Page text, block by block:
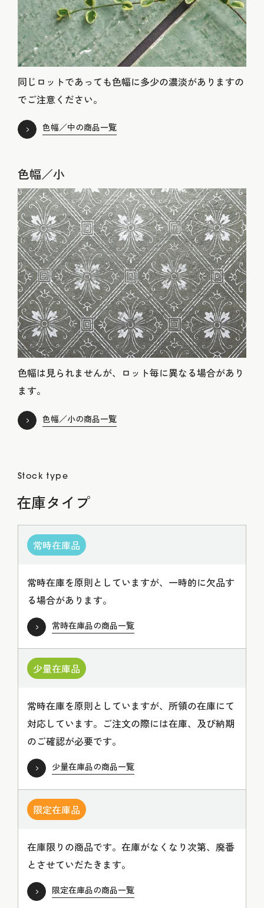
同じロットであっても色幅に多少の濃淡がありますの
でご注意ください。
色幅／中の商品一覧
色幅／小
色幅は見られませんが、ロット毎に異なる場合があり
ます。
色幅／小の商品一覧
Stock type
在庫タイプ
常時在庫品
常時在庫を原則としていますが、一時的に欠品す
る場合があります。
常時在庫品の商品一覧
少量在庫品
常時在庫を原則としていますが、所領の在庫にて
対応しています。ご注文の際には在庫、及び納期
のご確認が必要です。
少量在庫品の商品一覧
限定在庫品
在庫限りの商品です。在庫がなくなり次第、廃番
とさせていだたきます。
限定在庫品の商品一覧